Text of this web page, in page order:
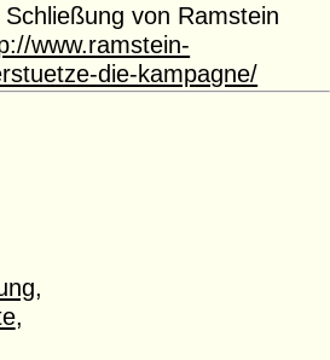
von Ramstein
www.ramstein-
die-kampagne/
,